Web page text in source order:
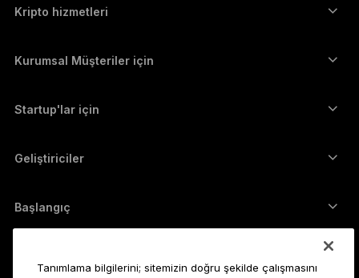
Ledger Stax
Ledger Nano Classics
Paket Teklifler
Tüm ürünler
Ethereum cüzdanı
Cardano cüzdanı
Monero cüzdanı
Tüm varlıkları görün
Kripto hizmetleri
Kripto satın alın
Kripto takas edin
Kurumsal Müşteriler için
Startup'lar için
Geliştiriciler
Başlangıç
Ledger cihazınızı kullanmaya başlayın
Tanımlama bilgilerini; sitemizin doğru şekilde çalışmasını